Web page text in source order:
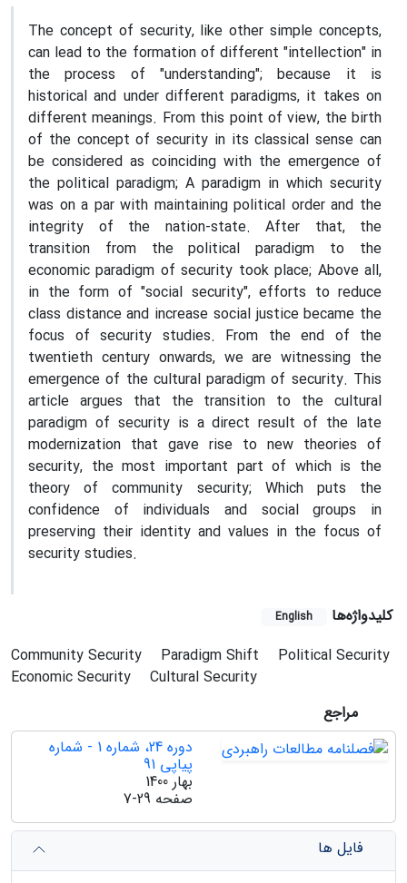
The concept of security, like other simple concepts,
can lead to the formation of different "intellection" in
the process of "understanding"; because it is
historical and under different paradigms, it takes on
different meanings. From this point of view, the birth
of the concept of security in its classical sense can
be considered as coinciding with the emergence of
the political paradigm; A paradigm in which security
was on a par with maintaining political order and the
integrity of the nation-state. After that, the
transition from the political paradigm to the
economic paradigm of security took place; Above all,
in the form of "social security", efforts to reduce
class distance and increase social justice became the
focus of security studies. From the end of the
twentieth century onwards, we are witnessing the
emergence of the cultural paradigm of security. This
article argues that the transition to the cultural
paradigm of security is a direct result of the late
modernization that gave rise to new theories of
security, the most important part of which is the
theory of community security; Which puts the
confidence of individuals and social groups in
preserving their identity and values in the focus of
security studies.
کلیدواژه‌ها English
Community Security Paradigm Shift
Political Security
Economic Security
Cultural Security
مراجع
دوره 24، شماره 1 - شماره
پیاپی 91
بهار 1400
صفحه 7-29
فایل ها